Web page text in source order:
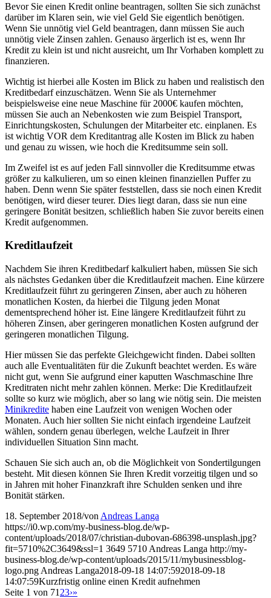
Bevor Sie einen Kredit online beantragen, sollten Sie sich zunächst
darüber im Klaren sein, wie viel Geld Sie eigentlich benötigen.
Wenn Sie unnötig viel Geld beantragen, dann müssen Sie auch
unnötig viele Zinsen zahlen. Genauso ärgerlich ist es, wenn Ihr
Kredit zu klein ist und nicht ausreicht, um Ihr Vorhaben komplett zu
finanzieren.
Wichtig ist hierbei alle Kosten im Blick zu haben und realistisch den
Kreditbedarf einzuschätzen. Wenn Sie als Unternehmer
beispielsweise eine neue Maschine für 2000€ kaufen möchten,
müssen Sie auch an Nebenkosten wie zum Beispiel Transport,
Einrichtungskosten, Schulungen der Mitarbeiter etc. einplanen. Es
ist wichtig VOR dem Kreditantrag alle Kosten im Blick zu haben
und genau zu wissen, wie hoch die Kreditsumme sein soll.
Im Zweifel ist es auf jeden Fall sinnvoller die Kreditsumme etwas
größer zu kalkulieren, um so einen kleinen finanziellen Puffer zu
haben. Denn wenn Sie später feststellen, dass sie noch einen Kredit
benötigen, wird dieser teurer. Dies liegt daran, dass sie nun eine
geringere Bonität besitzen, schließlich haben Sie zuvor bereits einen
Kredit aufgenommen.
Kreditlaufzeit
Nachdem Sie ihren Kreditbedarf kalkuliert haben, müssen Sie sich
als nächstes Gedanken über die Kreditlaufzeit machen. Eine kürzere
Kreditlaufzeit führt zu geringeren Zinsen, aber auch zu höheren
monatlichen Kosten, da hierbei die Tilgung jeden Monat
dementsprechend höher ist. Eine längere Kreditlaufzeit führt zu
höheren Zinsen, aber geringeren monatlichen Kosten aufgrund der
geringeren monatlichen Tilgung.
Hier müssen Sie das perfekte Gleichgewicht finden. Dabei sollten
auch alle Eventualitäten für die Zukunft beachtet werden. Es wäre
nicht gut, wenn Sie aufgrund einer kaputten Waschmaschine Ihre
Kreditraten nicht mehr zahlen können. Merke: Die Kreditlaufzeit
sollte so kurz wie möglich, aber so lang wie nötig sein. Die meisten
Minikredite haben eine Laufzeit von wenigen Wochen oder
Monaten. Auch hier sollten Sie nicht einfach irgendeine Laufzeit
wählen, sondern genau überlegen, welche Laufzeit in Ihrer
individuellen Situation Sinn macht.
Schauen Sie sich auch an, ob die Möglichkeit von Sondertilgungen
besteht. Mit diesen können Sie Ihren Kredit vorzeitig tilgen und so
in Jahren mit hoher Finanzkraft ihre Schulden senken und ihre
Bonität stärken.
18. September 2018/von Andreas Langa
https://i0.wp.com/my-business-blog.de/wp-
content/uploads/2018/07/christian-dubovan-686398-unsplash.jpg?
fit=5710%2C3649&ssl=1 3649 5710 Andreas Langa http://my-
business-blog.de/wp-content/uploads/2015/11/mybusinessblog-
logo.png Andreas Langa2018-09-18 14:07:592018-09-18
14:07:59Kurzfristig online einen Kredit aufnehmen
Seite 1 von 71 23›»